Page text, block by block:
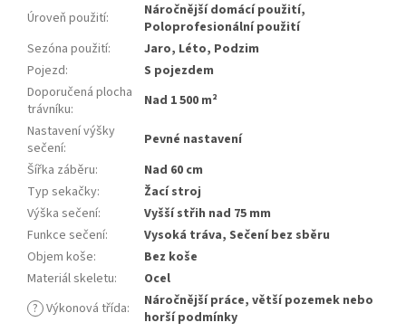
Úroveň použití:
Náročnější domácí použití,
Poloprofesionální použití
Sezóna použití:
Jaro, Léto, Podzim
Pojezd:
S pojezdem
Doporučená plocha
trávníku:
Nad 1 500 m²
Nastavení výšky
sečení:
Pevné nastavení
Šířka záběru:
Nad 60 cm
Typ sekačky:
Žací stroj
Výška sečení:
Vyšší střih nad 75 mm
Funkce sečení:
Vysoká tráva, Sečení bez sběru
Objem koše:
Bez koše
Materiál skeletu:
Ocel
? Výkonová třída:
Náročnější práce, větší pozemek nebo
horší podmínky